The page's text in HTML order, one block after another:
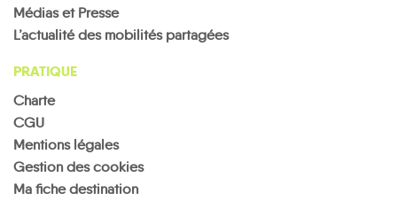
Médias et Presse
L’actualité des mobilités partagées
PRATIQUE
Charte
CGU
Mentions légales
Gestion des cookies
Ma fiche destination